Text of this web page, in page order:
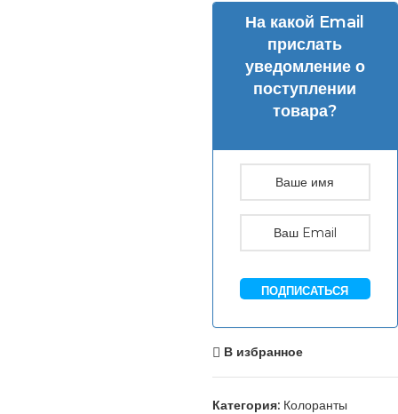
На какой Email
прислать
уведомление о
поступлении
товара?
ПОДПИСАТЬСЯ
В избранное
Категория: Колоранты